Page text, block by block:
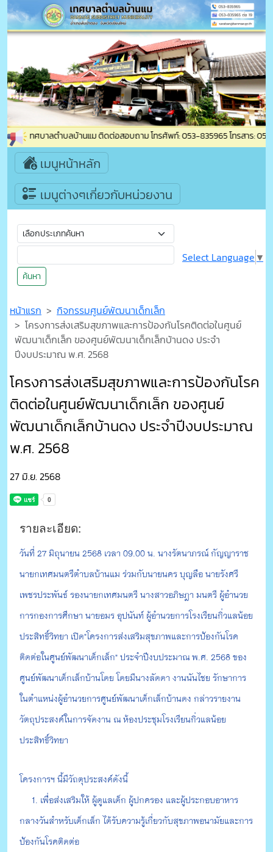
สู่เทศบาลตำบลบ้านแม ติดต่อสอบถาม โทรศัพท์: 053-835965 โทรสาร: 053-
เมนูหน้าหลัก
เมนูต่างๆเกี่ยวกับหน่วยงาน
ค้นหา
Select Language ▼
หน้าแรก
กิจกรรมศูนย์พัฒนาเด็กเล็ก
โครงการส่งเสริมสุขภาพและการป้องกันโรคติดต่อในศูนย์
พัฒนาเด็กเล็ก ของศูนย์พัฒนาเด็กเล็กบ้านดง ประจำ
ปีงบประมาณ พ.ศ. 2568
โครงการส่งเสริมสุขภาพและการป้องกันโรค
ติดต่อในศูนย์พัฒนาเด็กเล็ก ของศูนย์
พัฒนาเด็กเล็กบ้านดง ประจำปีงบประมาณ
พ.ศ. 2568
27 มิ.ย. 2568
รายละเอียด:
วันที่ 27 มิถุนายน 2568 เวลา 09.00 น. นางรัตนาภรณ์ กัญญาราช
นายกเทศมนตรีตำบลบ้านแม ร่วมกับนายนคร บุญลือ นายรังศรี
เพชรประพันธ์ รองนายกเทศมนตรี นางสาวอภิษฎา มนตรี ผู้อำนวย
การกองการศึกษา นายอมร อุปนันท์ ผู้อำนวยการโรงเรียนกิ่วแลน้อย
ประสิทธิ์วิทยา เปิด"โครงการส่งเสริมสุขภาพและการป้องกันโรค
ติดต่อในศูนย์พัฒนาเด็กเล็ก" ประจำปีงบประมาณ พ.ศ. 2568 ของ
ศูนย์พัฒนาเด็กเล็กบ้านโดย โดยมีนางลัดดา งานนันไชย รักษาการ
ในตำแหน่งผู้อำนวยการศูนย์พัฒนาเด็กเล็กบ้านดง กล่าวรายงาน
วัตถุประสงค์ในการจัดงาน ณ ห้องประชุมโรงเรียนกิ่วแลน้อย
ประสิทธิ์วิทยา
โครงการฯ นี้มีวัถตุประสงค์ดังนี้
1. เพื่อส่งเสริมให้ ผู้ดูแลเด็ก ผู้ปกครอง และผู้ประกอบอาหาร
กลางวันสำหรับเด็กเล็ก ได้รับความรู้เกี่ยวกับสุขภาพอนามัยและการ
ป้องกันโรคติดต่อ